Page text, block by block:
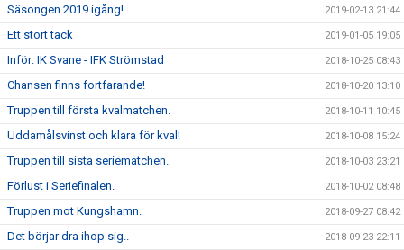
Säsongen 2019 igång! 2019-02-13 21:44
Ett stort tack 2019-01-05 19:05
Inför: IK Svane - IFK Strömstad 2018-10-25 08:43
Chansen finns fortfarande! 2018-10-20 13:10
Truppen till första kvalmatchen. 2018-10-11 10:45
Uddamålsvinst och klara för kval! 2018-10-08 15:24
Truppen till sista seriematchen. 2018-10-03 23:21
Förlust i Seriefinalen. 2018-10-02 08:48
Truppen mot Kungshamn. 2018-09-27 08:42
Det börjar dra ihop sig.. 2018-09-23 22:11